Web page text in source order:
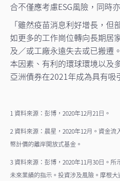
合不僅應考慮ESG風險，同時
「雖然疫苗消息利好增長，
如更多的工作崗位轉向長期居
及／或工廠永遠失去或已搬遷
本因素、有利的環球環境以及
亞洲債券在2021年成為具有吸
1 資料來源：彭博，2020年12月21日。
2 資料來源：晨星，2020年12月。資金
幣計價的離岸開放式基金。
3 資料來源：彭博，2020年11月30日。
未來業績的指示。投資涉及風險。摩根大